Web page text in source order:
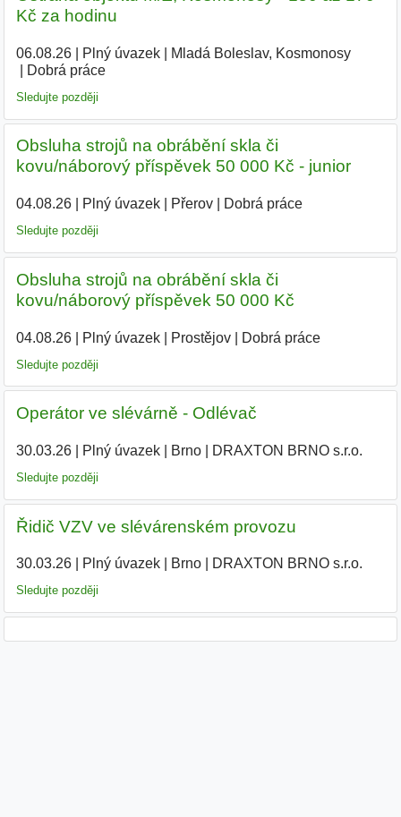
Kč za hodinu
06.08.26| Plný úvazek| Mladá Boleslav, Kosmonosy|
Dobrá práce
Sledujte později
Obsluha strojů na obrábění skla či
kovu/náborový příspěvek 50 000 Kč - junior
04.08.26| Plný úvazek| Přerov| Dobrá práce
Sledujte později
Obsluha strojů na obrábění skla či
kovu/náborový příspěvek 50 000 Kč
04.08.26| Plný úvazek| Prostějov| Dobrá práce
Sledujte později
Operátor ve slévárně - Odlévač
30.03.26| Plný úvazek| Brno| DRAXTON BRNO s.r.o.
Sledujte později
Řidič VZV ve slévárenském provozu
30.03.26| Plný úvazek| Brno| DRAXTON BRNO s.r.o.
Sledujte později